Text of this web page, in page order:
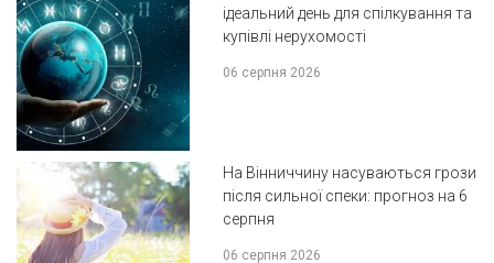
ідеальний день для спілкування та
купівлі нерухомості
06 серпня 2026
На Вінниччину насуваються грози
після сильної спеки: прогноз на 6
серпня
06 серпня 2026